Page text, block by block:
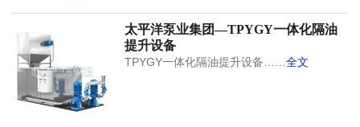
太平洋泵业集团—TPYGY一体化隔油
提升设备
TPYGY一体化隔油提升设备…… 全文